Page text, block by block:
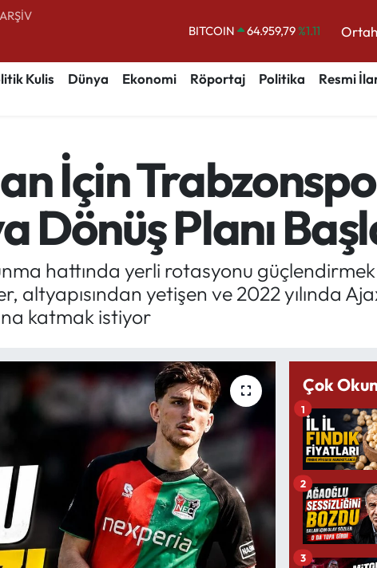
ARŞİV
BITCOIN 64.959,79%1.11
DOLAR
47,7436%0.18
EURO
55,2510 %0.32
BİST100
13.779%-14
Kulis Dünya Ekonomi Röportaj Politika
Resmi
İçin
Dönüş Planı
hattında yerli rotasyonu
altyapısından yetişen ve 2022 yılında
katmak istiyor
Çok
1
2
3